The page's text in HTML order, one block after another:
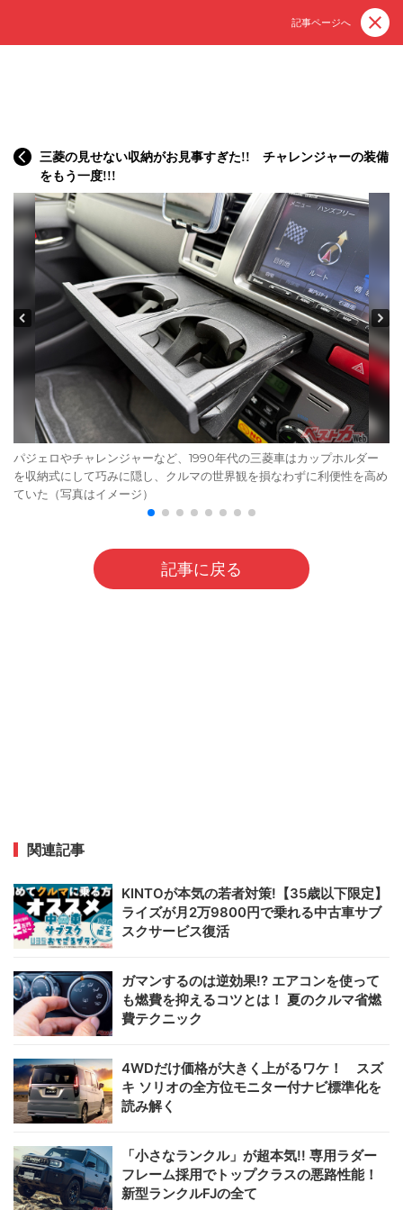
記事ページへ
三菱の見せない収納がお見事すぎた!! チャレンジャーの装備
をもう一度!!!
パジェロやチャレンジャーなど、1990年代の三菱車はカップホルダー
を収納式にして巧みに隠し、クルマの世界観を損なわずに利便性を高め
ていた（写真はイメージ）
記事に戻る
関連記事
KINTOが本気の若者対策!【35歳以下限定】
ライズが月2万9800円で乗れる中古車サブ
スクサービス復活
ガマンするのは逆効果!? エアコンを使って
も燃費を抑えるコツとは！ 夏のクルマ省燃
費テクニック
4WDだけ価格が大きく上がるワケ！ スズ
キ ソリオの全方位モニター付ナビ標準化を
読み解く
「小さなランクル」が超本気!! 専用ラダー
フレーム採用でトップクラスの悪路性能！
新型ランクルFJの全て